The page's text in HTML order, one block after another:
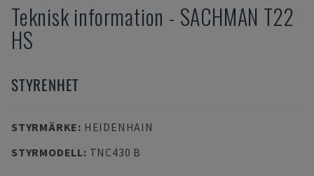
Teknisk information - SACHMAN T22
HS
STYRENHET
STYRMÄRKE: HEIDENHAIN
STYRMODELL: TNC430 B